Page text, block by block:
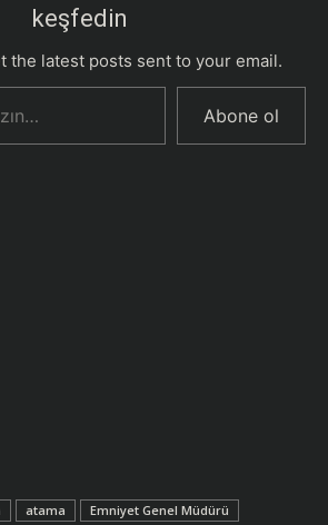
keşfedin
the latest posts sent to your email.
Abone ol
atama
Emniyet Genel Müdürü